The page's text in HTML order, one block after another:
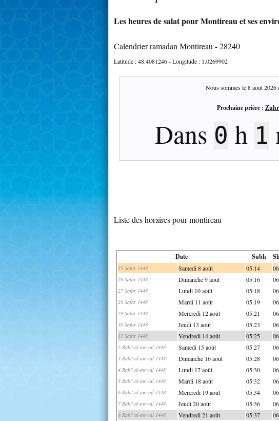
Les heures de salat pour Montireau et ses
Calendrier ramadan Montireau - 28240
Latitude :48.4081246- Longitude : 1.0269902
Nous sommes le8 août 2026
Prochaine prière : Zuhr
Dans 0 h 1
Liste des horaires pour montireau
Date Subh
25 Safar 1448 Samedi 8 août 05:14
26 Safar 1448 Dimanche 9 août 05:16
27 Safar 1448 Lundi 10 août 05:18
28 Safar 1448 Mardi 11 août 05:19
29 Safar 1448 Mercredi 12 août 05:21
30 Safar 1448 Jeudi 13 août 05:23
31 Safar 1448 Vendredi 14 août 05:25
2 Rabi' al-awwal 1448 Samedi 15 août 05:27
3 Rabi' al-awwal 1448 Dimanche 16 août 05:28
4 Rabi' al-awwal 1448 Lundi 17 août 05:30
5 Rabi' al-awwal 1448 Mardi 18 août 05:32
6 Rabi' al-awwal 1448 Mercredi 19 août 05:34
7 Rabi' al-awwal 1448 Jeudi 20 août 05:36
8 Rabi' al-awwal 1448 Vendredi 21 août 05:37